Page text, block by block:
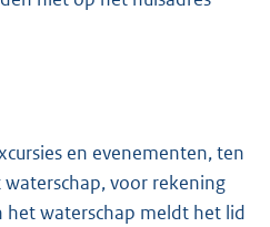
en evenementen, ten
voor rekening
het waterschap meldt het lid